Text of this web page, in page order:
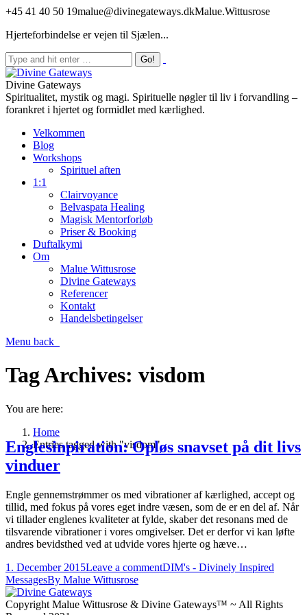
+45 41 40 50 19malue@divinegateways.dkMalue.Wittusrose
Hjerteforbindelse er vejen til Sjælen...
Divine Gateways
Spiritualitet, mystik og magi. Spirituelle nøgler til liv i forvandling –
forankret i hjertet og formidlet med kærlighed.
Velkommen
Blog
Workshops
Spirituel aften
1:1
Clairvoyance
Belvaspata Healing
Magisk Mentorforløb
Priser & Booking
Duftalkymi
Om
Malue Wittusrose
Divine Gateways
Referencer
Kontakt
Handelsbetingelser
Menu back
Tag Archives: visdom
You are here:
Home
Entries tagged with "visdom"
Englesinpiration: Opløs snavset på dit livs
vinduer
Engle gennemstrømmer os med vibrationer af kærlighed, accept og
tillid, med fokus på vores eget indre væsen, som de er en del af. Når
vi tillader englenes kvaliteter at fylde, skaber det resonans med de
tilsvarende vibrationer i vores omgivelser. Det er derfor vi kan løfte
andres bevidsthed ved at udvide vores hjerte og hæve…
1. December 2015Leave a commentDIM's - Divinely Inspired
MessagesBy Malue Wittusrose
Copyright Malue Wittusrose & Divine Gateways™ ~ All Rights